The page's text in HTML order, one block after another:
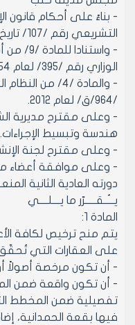
- بناءً على أحكام قانون
التشريعي رقم /107/ تاريخ 23/8/2011.
-
الوزاري رقم /395/ لعام 1954.
- والمادة /4/ من
/964/ق/ لعام 2012.
- وعلى مقترح مديرية
هندسة وتبسيط الإجراءات.
- وعلى مقترح لجنة
- وعلى موافقة أعضاء
دورته العادية الثانية المنعقدة
يـــُــقـــــرّر ما يــــلــــي
المادة 1:
يتم منح ترخيص لكافة
على العقارات التي
- أن تكون مرخصة أصولاً
- أن تكون واقعة ضمن
تفصيلية ضمن المخطط
فيها بقعة الحمدانية،